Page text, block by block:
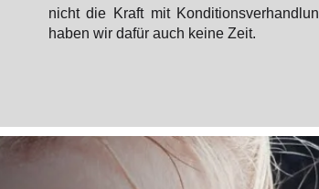
nicht die Kraft mit
haben wir dafür auch keine Zeit.